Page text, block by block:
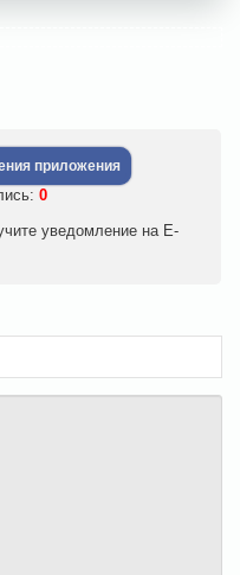
приложения
0
уведомление на E-